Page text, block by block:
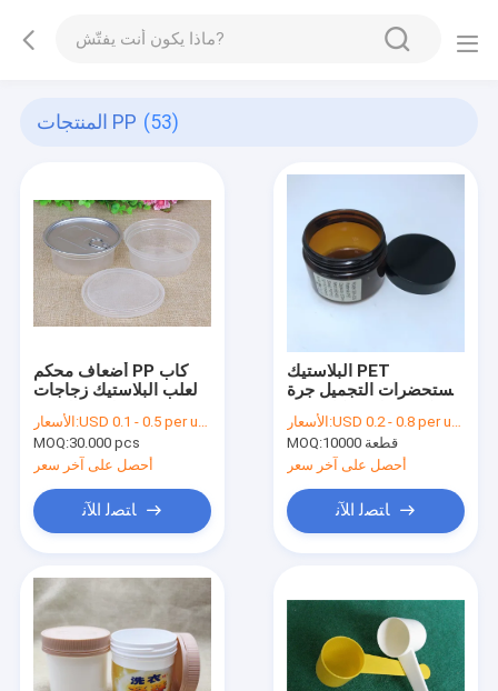
المنتجات PP (53)
أضعاف محكم PP كاب
العلب البلاستيك زجاجات
صلصة بالنسبة
المشروبات
الأسعار:USD 0.1 - 0.5 per unit
MOQ:30.000 pcs
أحصل على آخر سعر
ﺎﺘﺼﻟ ﺍﻶﻧ
البلاستيك PET
مستحضرات التجميل جرة
كريم على شكل جولة
يمكن تخصيص اللون
والشعار
الأسعار:USD 0.2 - 0.8 per unit
MOQ:
10000 قطعة
أحصل على آخر سعر
ﺎﺘﺼﻟ ﺍﻶﻧ